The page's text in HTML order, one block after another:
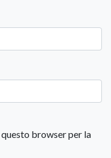
browser per la